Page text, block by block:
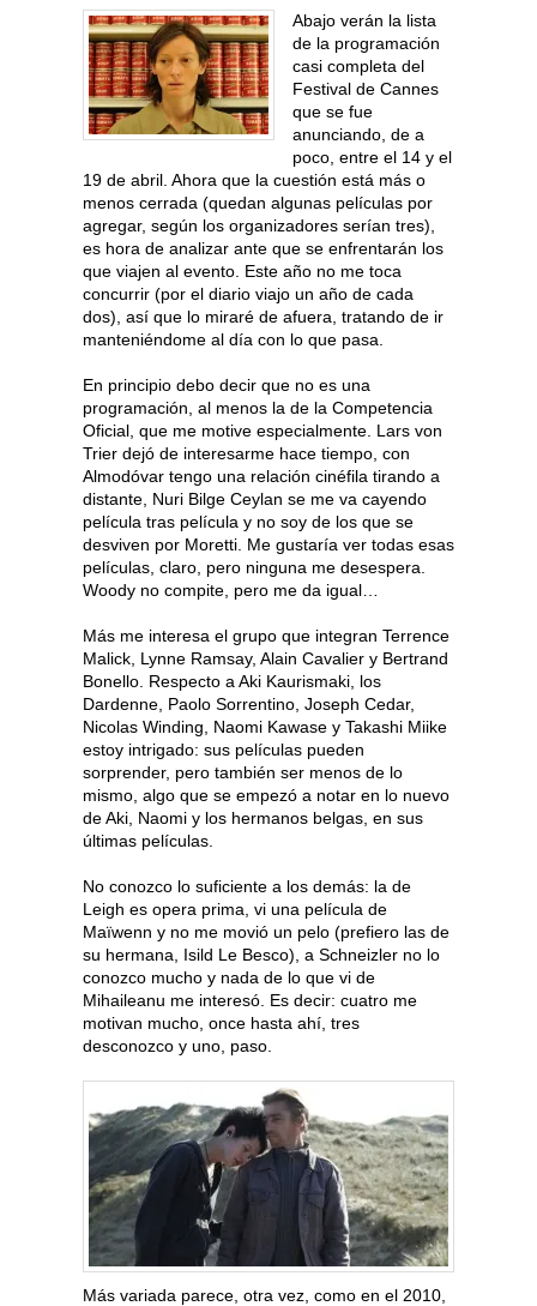
Abajo verán la lista
de la programación
casi completa del
Festival de Cannes
que se fue
anunciando, de a
poco, entre el 14 y el
19 de abril. Ahora que la cuestión está más o
menos cerrada (quedan algunas películas por
agregar, según los organizadores serían tres),
es hora de analizar ante que se enfrentarán los
que viajen al evento. Este año no me toca
concurrir (por el diario viajo un año de cada
dos), así que lo miraré de afuera, tratando de ir
manteniéndome al día con lo que pasa.
En principio debo decir que no es una
programación, al menos la de la Competencia
Oficial, que me motive especialmente. Lars von
Trier dejó de interesarme hace tiempo, con
Almodóvar tengo una relación cinéfila tirando a
distante, Nuri Bilge Ceylan se me va cayendo
película tras película y no soy de los que se
desviven por Moretti. Me gustaría ver todas esas
películas, claro, pero ninguna me desespera.
Woody no compite, pero me da igual…
Más me interesa el grupo que integran Terrence
Malick, Lynne Ramsay, Alain Cavalier y Bertrand
Bonello. Respecto a Aki Kaurismaki, los
Dardenne, Paolo Sorrentino, Joseph Cedar,
Nicolas Winding, Naomi Kawase y Takashi Miike
estoy intrigado: sus películas pueden
sorprender, pero también ser menos de lo
mismo, algo que se empezó a notar en lo nuevo
de Aki, Naomi y los hermanos belgas, en sus
últimas películas.
No conozco lo suficiente a los demás: la de
Leigh es opera prima, vi una película de
Maïwenn y no me movió un pelo (prefiero las de
su hermana, Isild Le Besco), a Schneizler no lo
conozco mucho y nada de lo que vi de
Mihaileanu me interesó. Es decir: cuatro me
motivan mucho, once hasta ahí, tres
desconozco y uno, paso.
Más variada parece, otra vez, como en el 2010,